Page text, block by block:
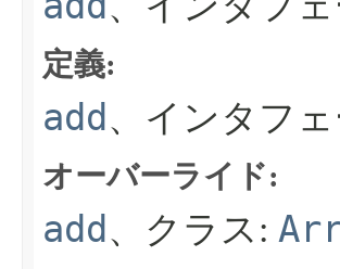
定義:
add 、インタフ
オーバーライド:
add 、クラス: